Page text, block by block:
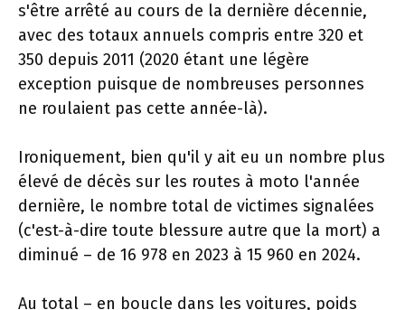
s'être arrêté au cours de la dernière décennie,
avec des totaux annuels compris entre 320 et
350 depuis 2011 (2020 étant une légère
exception puisque de nombreuses personnes
ne roulaient pas cette année-là).
Ironiquement, bien qu'il y ait eu un nombre plus
élevé de décès sur les routes à moto l'année
dernière, le nombre total de victimes signalées
(c'est-à-dire toute blessure autre que la mort) a
diminué – de 16 978 en 2023 à 15 960 en 2024.
Au total – en boucle dans les voitures, poids